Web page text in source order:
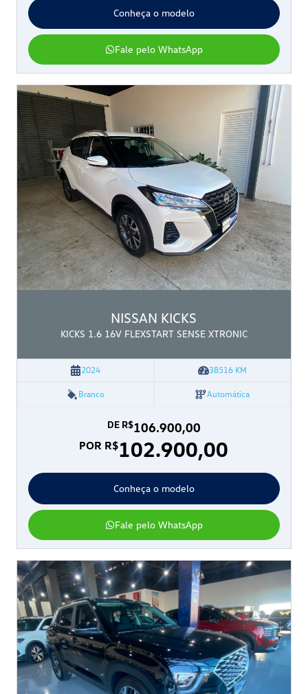
Conheça o modelo
Fale pelo WhatsApp
NISSAN KICKS
KICKS 1.6 16V FLEXSTART SENSE XTRONIC
2024 38516KM
Branco Automática
DE R$106.900,00
POR R$102.900,00
Conheça o modelo
Fale pelo WhatsApp